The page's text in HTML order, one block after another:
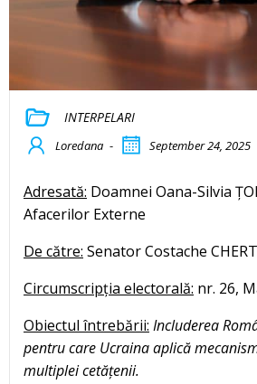
INTERPELARI
Loredana - September 24, 2025
Adresată: Doamnei Oana-Silvia
Afacerilor Externe
De către: Senator Costache
Circumscripția electorală: nr. 26,
Obiectul întrebării: Includerea
pentru care Ucraina aplică
multiplei cetățenii.